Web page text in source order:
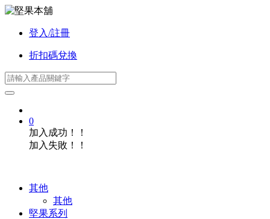
登入/註冊
折扣碼兌換
0
加入成功！！
加入失敗！！
其他
其他
堅果系列